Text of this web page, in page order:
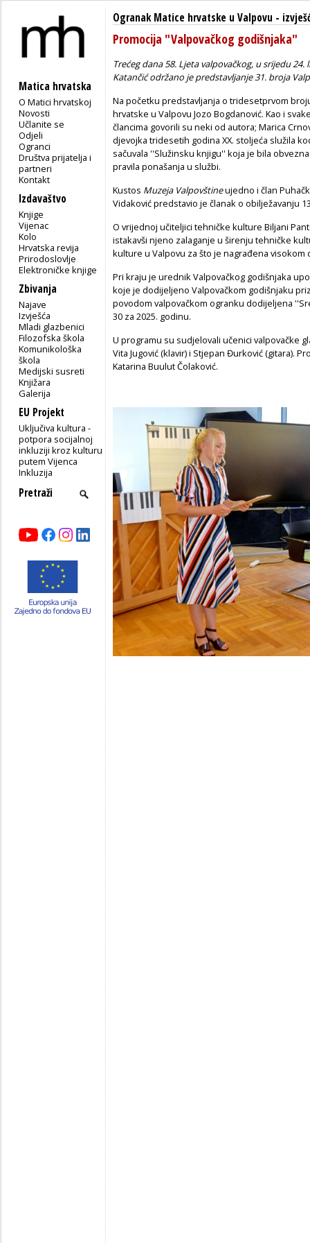
Matica hrvatska
O Matici hrvatskoj
Novosti
Učlanite se
Odjeli
Ogranci
Društva prijatelja i
partneri
Kontakt
Izdavaštvo
Knjige
Vijenac
Kolo
Hrvatska revija
Prirodoslovlje
Elektroničke knjige
Zbivanja
Najave
Izvješća
Mladi glazbenici
Filozofska škola
Komunikološka
škola
Medijski susreti
Knjižara
Galerija
EU Projekt
Uključiva kultura -
potpora socijalnoj
inkluziji kroz kulturu
putem Vijenca
Inkluzija
Ogranak Matice hrvatske u Valpovu -
Promocija "Valpovačkog godišnjaka"
Trećeg dana 58. Ljeta valpovačkog, u srijedu
Katančić održano je predstavljanje 31. broja
Na početku predstavljanja o tridesetprvom
hrvatske u Valpovu Jozo Bogdanović. Kao i
člancima govorili su neki od autora; Marica
djevojka tridesetih godina XX. stoljeća služila
sačuvala ''Služinsku knjigu'' koja je bila
pravila ponašanja u službi.
Kustos Muzeja Valpovštineujedno i član
Vidaković predstavio je članak o obilježavanju
O vrijednoj učiteljici tehničke kulture Biljani
istakavši njeno zalaganje u širenju tehničke
kulture u Valpovu za što je nagrađena visokom
Pri kraju je urednik Valpovačkog godišnjaka
koje je dodijeljeno Valpovačkom godišnjaku
povodom valpovačkom ogranku dodijeljena
30 za 2025. godinu.
U programu su sudjelovali učenici valpovačke
Vita Jugović (klavir) i Stjepan Đurković (gitara).
Katarina Buulut Čolaković.